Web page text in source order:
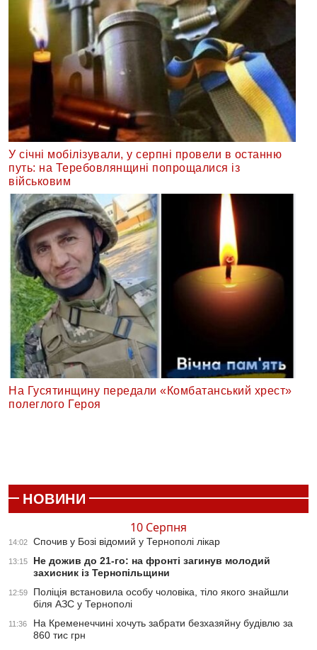
У січні мобілізували, у серпні провели в останню
путь: на Теребовлянщині попрощалися із
військовим
На Гусятинщину передали «Комбатанський хрест»
полеглого Героя
НОВИНИ
10 Серпня
14:02 Спочив у Бозі відомий у Тернополі лікар
13:15
Не дожив до 21-го: на фронті загинув молодий
захисник із Тернопільщини
12:59
Поліція встановила особу чоловіка, тіло якого знайшли
біля АЗС у Тернополі
11:36
На Кременеччині хочуть забрати безхазяйну будівлю за
860 тис грн